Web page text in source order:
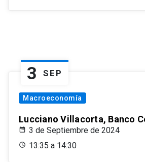
3 SEP
Macroeconomía
Lucciano Villacorta, Banco
3 de Septiembre de 2024
13:35 a 14:30